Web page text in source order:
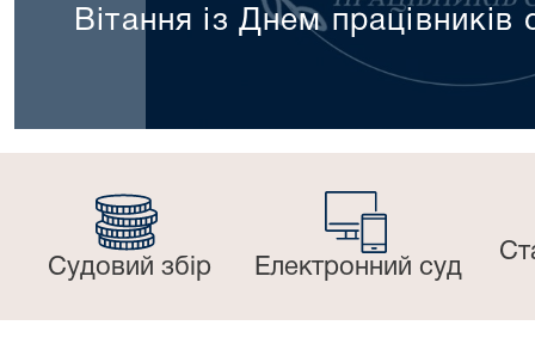
Вітання із Днем працівників
Судовий збір Електронний суд